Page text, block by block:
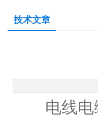
技术文章
电线电缆